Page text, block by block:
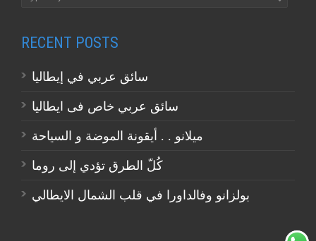
RECENT POSTS
سائق عربي في إيطاليا
سائق عربي خاص فى ايطاليا
كُلّ الطرق تؤدي إلى روما
بولزانو وفالداورا في قلب الشمال الايطالي